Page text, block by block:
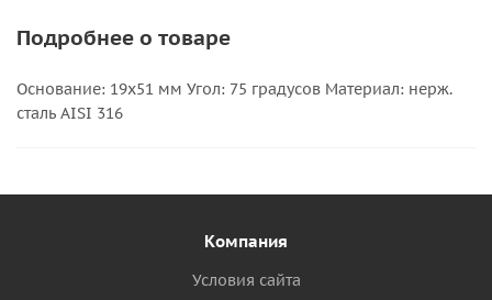
Подробнее о товаре
Основание: 19х51 мм Угол: 75 градусов Материал: нерж.
сталь AISI 316
Компания
Условия сайта